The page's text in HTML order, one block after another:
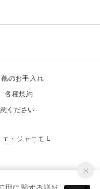
靴のお手入れ
各種規約
ください
・ジャコモ